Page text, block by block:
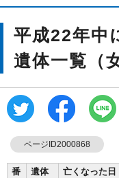
平成22年中
遺体一覧（
ページID2000868
番
遺体
亡くなった日